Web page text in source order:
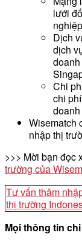
lưới
Dịch
dịch
Chi
chi
Wisematch
nhập thị
>>> Mời bạn đọc
trường của
Tư vấn thâm
thị trường
Mọi thông tin